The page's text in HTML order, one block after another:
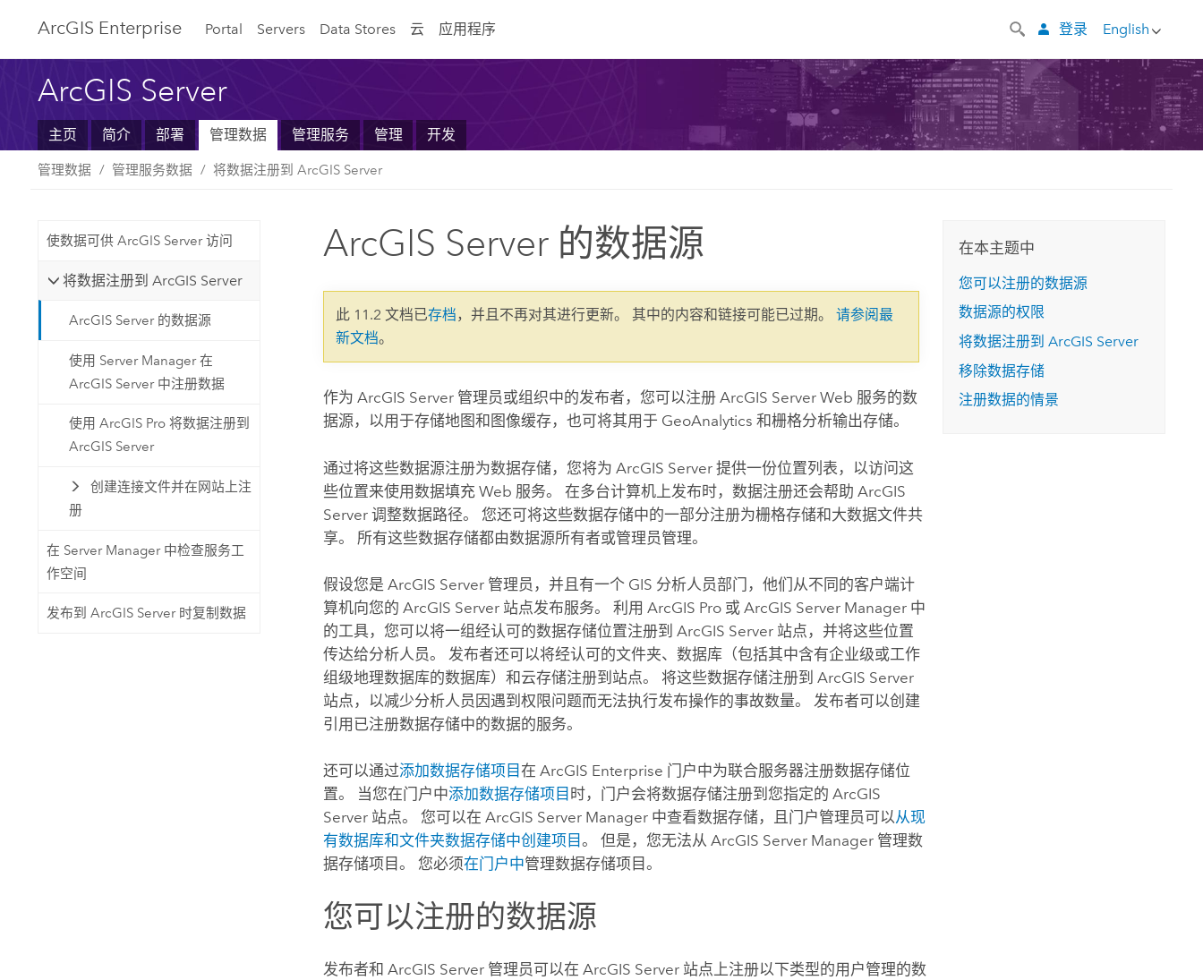
ArcGIS Enterprise Portal Servers Data Stores 云 应用程序 English
登录
ArcGIS Server
主页 简介 部署 管理数据 管理服务 管理 开发
管理数据 管理服务数据 将数据注册到 ArcGIS Server
使数据可供 ArcGIS Server 访问
将数据注册到 ArcGIS Server
ArcGIS Server 的数据源
使用 Server Manager 在
ArcGIS Server 中注册数据
使用 ArcGIS Pro 将数据注册到
ArcGIS Server
创建连接文件并在网站上注
册
在 Server Manager 中检查服务工
作空间
发布到 ArcGIS Server 时复制数据
ArcGIS Server 的数据源
此 11.2 文档已存档，并且不再对其进行更新。 其中的内容和链接可能已过期。请参阅最
新文档。
作为ArcGIS Server 管理员或组织中的发布者，您可以注册ArcGIS Server Web 服务的数
据源，以用于存储地图和图像缓存，也可将其用于 GeoAnalytics 和栅格分析输出存储。
通过将这些数据源注册为数据存储，您将为ArcGIS Server 提供一份位置列表，以访问这
些位置来使用数据填充 Web 服务。 在多台计算机上发布时，数据注册还会帮助ArcGIS
Server 调整数据路径。 您还可将这些数据存储中的一部分注册为栅格存储和大数据文件共
享。 所有这些数据存储都由数据源所有者或管理员管理。
假设您是ArcGIS Server 管理员，并且有一个 GIS 分析人员部门，他们从不同的客户端计
算机向您的ArcGIS Server 站点发布服务。 利用ArcGIS Pro 或ArcGIS Server Manager 中
的工具，您可以将一组经认可的数据存储位置注册到ArcGIS Server 站点，并将这些位置
传达给分析人员。 发布者还可以将经认可的文件夹、数据库（包括其中含有企业级或工作
组级地理数据库的数据库）和云存储注册到站点。 将这些数据存储注册到ArcGIS Server
站点，以减少分析人员因遇到权限问题而无法执行发布操作的事故数量。 发布者可以创建
引用已注册数据存储中的数据的服务。
还可以通过添加数据存储项目在ArcGIS Enterprise 门户中为联合服务器注册数据存储位
置。 当您在门户中添加数据存储项目 时，门户会将数据存储注册到您指定的ArcGIS
Server 站点。 您可以在ArcGIS Server Manager 中查看数据存储，且门户管理员可以从现
有数据库和文件夹数据存储中创建项目。 但是，您无法从ArcGIS Server Manager 管理数
据存储项目。 您必须在门户中管理数据存储项目。
您可以注册的数据源
发布者和ArcGIS Server 管理员可以在ArcGIS Server 站点上注册以下类型的用户管理的数
在本主题中
您可以注册的数据源
数据源的权限
将数据注册到ArcGIS Server
移除数据存储
注册数据的情景